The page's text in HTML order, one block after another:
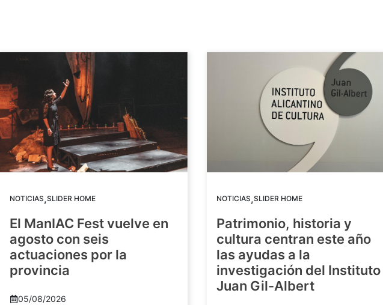
NOTICIAS,SLIDER HOME
El ManIAC Fest vuelve en
agosto con seis
actuaciones por la
provincia
05/08/2026
NOTICIAS,SLIDER HOME
Patrimonio, historia y
cultura centran este año
las ayudas a la
investigación del Instituto
Juan Gil-Albert